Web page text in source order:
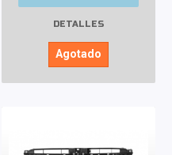
DETALLES
Agotado